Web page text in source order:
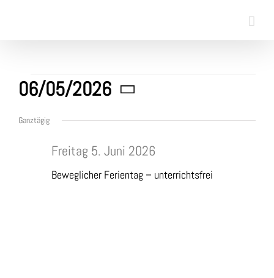
Veranstaltungen
für
06/05/2026
Datum
wählen.
Ganztägig
Beweglicher Ferientag – unterrichtsfrei
Freitag 5. Juni 2026